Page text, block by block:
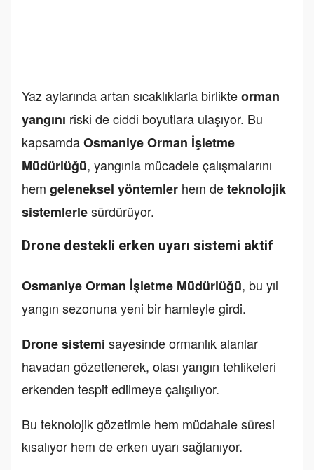
Yaz aylarında artan sıcaklıklarla birlikteorman
yangını riski de ciddi boyutlara ulaşıyor. Bu
kapsamdaOsmaniye Orman İşletme
Müdürlüğü, yangınla mücadele çalışmalarını
hem geleneksel yöntemler hem deteknolojik
sistemlerlesürdürüyor.
Drone destekli erken uyarı sistemi aktif
Osmaniye Orman İşletme Müdürlüğü, bu yıl
yangın sezonuna yeni bir hamleyle girdi.
Drone sistemi sayesinde ormanlık alanlar
havadan gözetlenerek, olası yangın tehlikeleri
erkenden tespit edilmeye çalışılıyor.
Bu teknolojik gözetimle hem müdahale süresi
kısalıyor hem de erken uyarı sağlanıyor.